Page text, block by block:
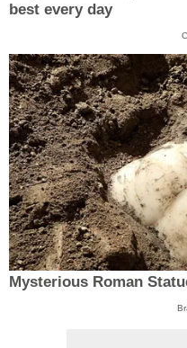
best every day
Mysterious Roman